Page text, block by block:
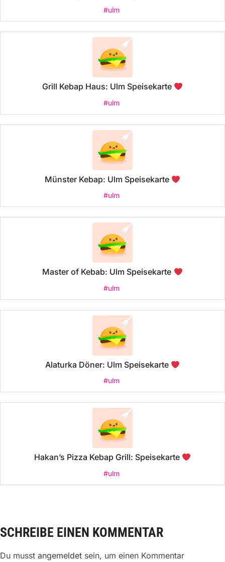
#ulm
Grill Kebap Haus: Ulm Speisekarte
#ulm
Münster Kebap: Ulm Speisekarte
#ulm
Master of Kebab: Ulm Speisekarte
#ulm
Alaturka Döner: Ulm Speisekarte
#ulm
Hakan’s Pizza Kebap Grill: Speisekarte
#ulm
SCHREIBE EINEN KOMMENTAR
Du musst angemeldet sein, um einen Kommentar